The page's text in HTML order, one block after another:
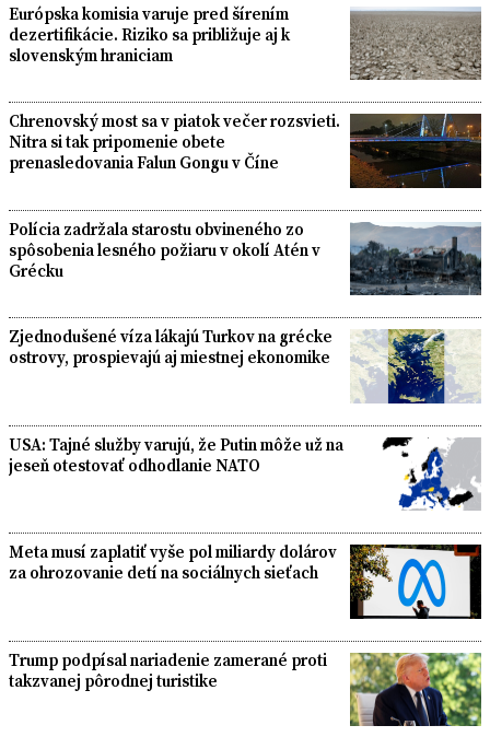
Európska komisia varuje pred šírením
dezertifikácie. Riziko sa približuje aj k
slovenským hraniciam
Chrenovský most sa v piatok večer rozsvieti.
Nitra si tak pripomenie obete
prenasledovania Falun Gongu v Číne
Polícia zadržala starostu obvineného zo
spôsobenia lesného požiaru v okolí Atén v
Grécku
Zjednodušené víza lákajú Turkov na grécke
ostrovy, prospievajú aj miestnej ekonomike
USA: Tajné služby varujú, že Putin môže už na
jeseň otestovať odhodlanie NATO
Meta musí zaplatiť vyše pol miliardy dolárov
za ohrozovanie detí na sociálnych sieťach
Trump podpísal nariadenie zamerané proti
takzvanej pôrodnej turistike